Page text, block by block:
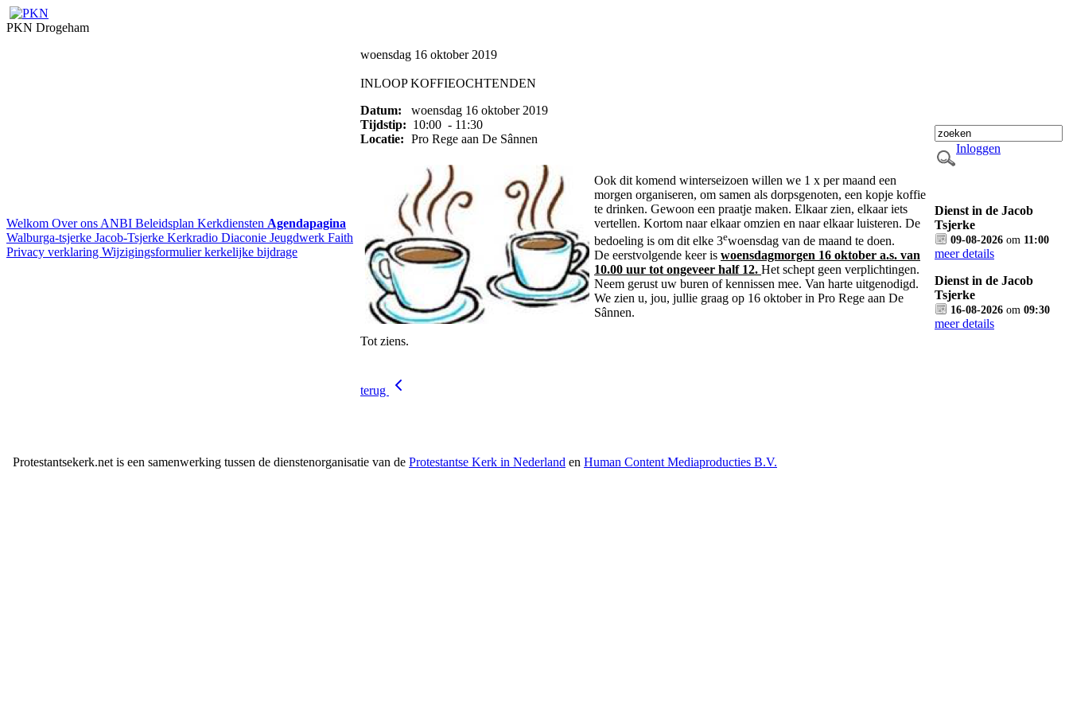
PKN Drogeham
Welkom Over ons ANBI Beleidsplan Kerkdiensten Agendapagina
Walburga-tsjerke Jacob-Tsjerke Kerkradio Diaconie Jeugdwerk Faith
Privacy verklaring Wijzigingsformulier kerkelijke bijdrage
woensdag 16 oktober 2019
INLOOP KOFFIEOCHTENDEN
Datum:
woensdag 16 oktober 2019
Tijdstip: 10:00 - 11:30
Locatie: Pro Rege aan De Sânnen
Ook dit komend winterseizoen willen we 1 x per maand een
morgen organiseren, om samen als dorpsgenoten, een kopje koffie
te drinken. Gewoon een praatje maken. Elkaar zien, elkaar iets
vertellen. Kortom naar elkaar omzien en naar elkaar luisteren. De
bedoeling is om dit elke 3ewoensdag van de maand te doen.
De eerstvolgende keer is woensdagmorgen 16 oktober a.s. van
10.00 uur tot ongeveer half 12. Het schept geen verplichtingen.
Neem gerust uw buren of kennissen mee. Van harte uitgenodigd.
We zien u, jou, jullie graag op 16 oktober in Pro Rege aan De
Sânnen.
Tot ziens.
terug
Inloggen
Dienst in de Jacob
Tsjerke
09-08-2026 om 11:00
meer details
Dienst in de Jacob
Tsjerke
16-08-2026 om 09:30
meer details
Protestantsekerk.net is een samenwerking tussen de dienstenorganisatie van de Protestantse Kerk in Nederland en Human Content Mediaproducties B.V.